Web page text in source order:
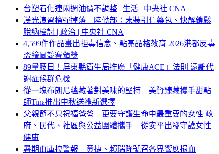
台塑石化連兩週油價不調整 | 生活 | 中央社 CNA
漢光演習榴彈掉落 陸勤部：未裝引信藥包、快解鎖鬆
脫納檢討 | 政治 | 中央社 CNA
4,599件作品畫出拒毒信念、點亮品格教育 2026港都反毒
盃繪圖競賽頒獎
89量腰日！屏東縣衛生局推廣「健康ACE」法則 遠離代
謝症候群危機
從一塊布朗尼蘊藏著對美味的堅持 美贊臻藏攜手甜點
師Tina推出中秋送禮新選擇
父親節不只祝福爸爸 更要守護生命中最重要的女性 政
府、民代、社區與公益團體攜手 從安平出發守護女性
健康
暑期血庫拉警報 黃捷、賴瑞隆號召各界響應捐血